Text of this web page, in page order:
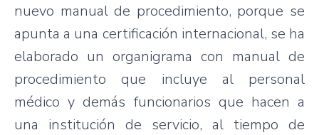
nuevo manual de procedimiento, porque se
apunta a una certificación internacional, se ha
elaborado un organigrama con manual de
procedimiento que incluye al personal
médico y demás funcionarios que hacen a
una institución de servicio, al tiempo de